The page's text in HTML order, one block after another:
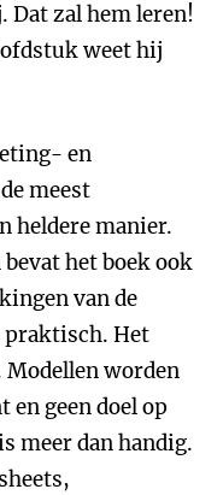
Dat zal hem leren!
weet hij
en
meest
heldere manier.
het boek ook
van de
praktisch. Het
worden
geen doel op
meer dan handig.